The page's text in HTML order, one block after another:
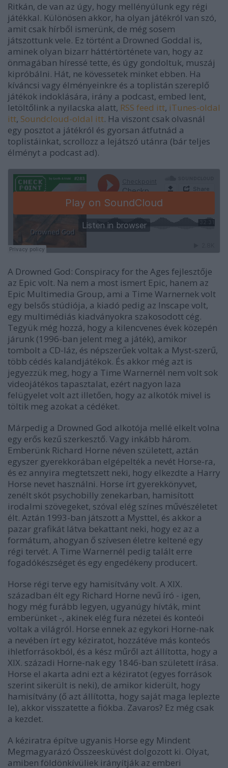
Ritkán, de van az úgy, hogy mellényúlunk egy régi
játékkal. Különösen akkor, ha olyan játékról van szó,
amit csak hírből ismerünk, de még sosem
játszottunk vele. Ez történt a Drowned Goddal is,
aminek olyan bizarr háttértörténete van, hogy az
önmagában híressé tette, és úgy gondoltuk, muszáj
kipróbálni. Hát, ne kövessetek minket ebben. Ha
kíváncsi vagy élményeinkre és a toplistán szereplő
játékok indoklására, irány a podcast, embed lent,
letöltőlink a nyilacska alatt, RSS feed itt, iTunes-oldal
itt, Soundcloud-oldal itt. Ha viszont csak olvasnál
egy posztot a játékról és gyorsan átfutnád a
toplistáinkat, scrollozz a lejátszó utánra (bár teljes
élményt a podcast ad).
A Drowned God: Conspiracy for the Ages fejlesztője
az Epic volt. Na nem a most ismert Epic, hanem az
Epic Multimedia Group, ami a Time Warnernek volt
egy belsős stúdiója, a kiadó pedig az Inscape volt,
egy multimédiás kiadványokra szakosodott cég.
Tegyük még hozzá, hogy a kilencvenes évek közepén
járunk (1996-ban jelent meg a játék), amikor
tombolt a CD-láz, és népszerűek voltak a Myst-szerű,
több cédés kalandjátékok. És akkor még azt is
jegyezzük meg, hogy a Time Warnernél nem volt sok
videojátékos tapasztalat, ezért nagyon laza
felügyelet volt azt illetően, hogy az alkotók mivel is
töltik meg azokat a cédéket.
Márpedig a Drowned God alkotója mellé elkelt volna
egy erős kezű szerkesztő. Vagy inkább három.
Emberünk Richard Horne néven született, aztán
egyszer gyerekkorában elgépelték a nevét Horse-ra,
és ez annyira megtetszett neki, hogy elkezdte a Harry
Horse nevet használni. Horse írt gyerekkönyvet,
zenélt skót psychobilly zenekarban, hamisított
irodalmi szövegeket, szóval elég színes művészéletet
élt. Aztán 1993-ban játszott a Mysttel, és akkor a
pazar grafikát látva bekattant neki, hogy ez az a
formátum, ahogyan ő szívesen életre keltené egy
régi tervét. A Time Warnernél pedig talált erre
fogadókészséget és egy engedékeny producert.
Horse régi terve egy hamisítvány volt. A XIX.
században élt egy Richard Horne nevű író - igen,
hogy még furább legyen, ugyanúgy hívták, mint
emberünket -, akinek elég fura nézetei és konteói
voltak a világról. Horse ennek az egykori Horne-nak
a nevében írt egy kéziratot, hozzátéve más konteós
ihletforrásokból, és a kész műről azt állította, hogy a
XIX. századi Horne-nak egy 1846-ban született írása.
Horse el akarta adni ezt a kéziratot (egyes források
szerint sikerült is neki), de amikor kiderült, hogy
hamisítvány (ő azt állította, hogy saját maga leplezte
le), akkor visszatette a fiókba. Zavaros? Ez még csak
a kezdet.
A kéziratra építve ugyanis Horse egy Mindent
Megmagyarázó Összeesküvést dolgozott ki. Olyat,
amiben földönkívüliek irányítják az emberi